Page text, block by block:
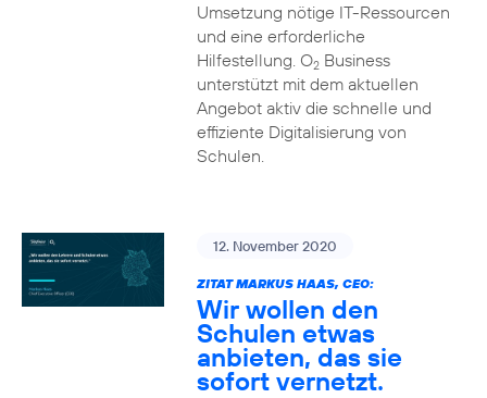
Umsetzung nötige IT-Ressourcen
und eine erforderliche
Hilfestellung. O2Business
unterstützt mit dem aktuellen
Angebot aktiv die schnelle und
effiziente Digitalisierung von
Schulen.
12. November 2020
ZITAT MARKUS HAAS, CEO:
Wir wollen den
Schulen etwas
anbieten, das sie
sofort vernetzt.